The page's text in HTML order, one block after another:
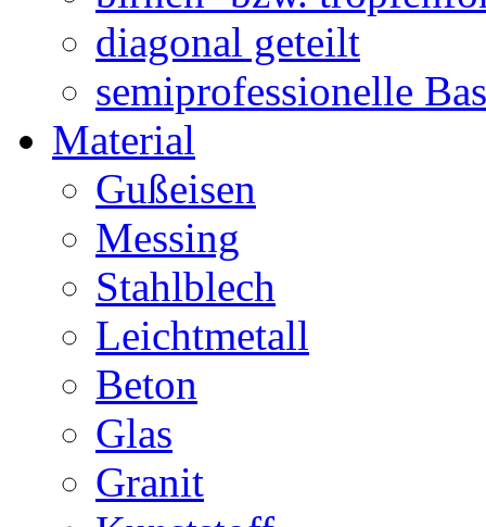
diagonal geteilt
semiprofessionelle
Material
Gußeisen
Messing
Stahlblech
Leichtmetall
Beton
Glas
Granit